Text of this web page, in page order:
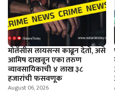
माेलॅसीस लायसन्स काढून देतो, असे
आमिष दाखवून एका तरुण
व्यावसायिकाची ४ लाख ३८
हजारांची फसवणूक
August 06, 2026